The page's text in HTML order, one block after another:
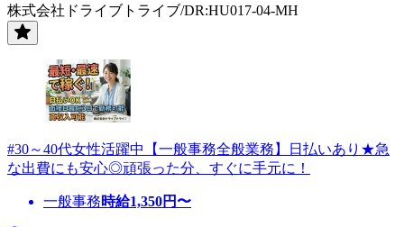
株式会社ドライブトライブ/DR:HU017-04-MH
#30～40代女性活躍中【一般事務全般業務】日払いあり★急
な出費にも安心◎頑張った分、すぐに手元に！
一般事務時給1,350円〜